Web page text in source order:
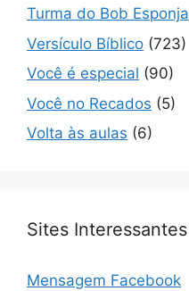
Turma do Bob Esponja
Versículo Bíblico (723)
Você é especial (90)
Você no Recados (5)
Volta às aulas (6)
Sites Interessantes
Mensagem Facebook